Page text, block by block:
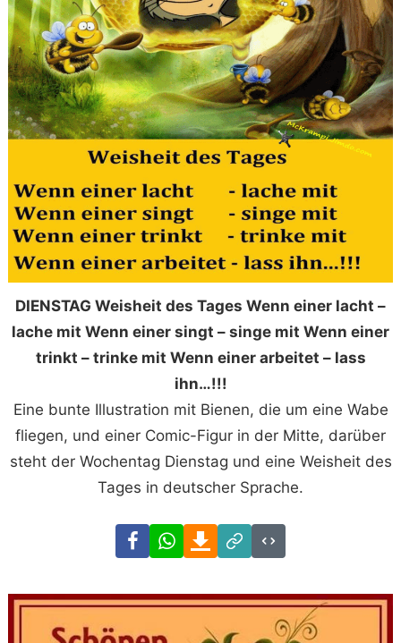
DIENSTAG Weisheit des Tages Wenn einer lacht –
lache mit Wenn einer singt – singe mit Wenn einer
trinkt – trinke mit Wenn einer arbeitet – lass
ihn…!!!
Eine bunte Illustration mit Bienen, die um eine Wabe
fliegen, und einer Comic-Figur in der Mitte, darüber
steht der Wochentag Dienstag und eine Weisheit des
Tages in deutscher Sprache.
FacebookWhatsAppDownload
Link
Code